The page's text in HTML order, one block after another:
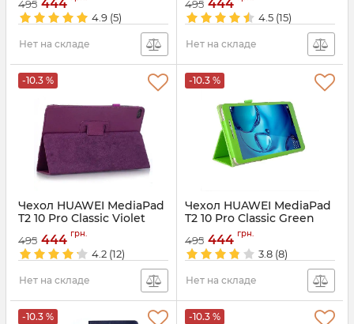
495 444
4.9 (5)
Нет на складе
495 444
4.5 (15)
Нет на складе
-10.3 %
Чехол HUAWEI MediaPad
T2 10 Pro Classic Violet
Артикул: 3263
495 444 грн.
4.2 (12)
Нет на складе
-10.3 %
Чехол HUAWEI MediaPad
T2 10 Pro Classic Green
Артикул: 3262
495 444 грн.
3.8 (8)
Нет на складе
-10.3 % -10.3 %